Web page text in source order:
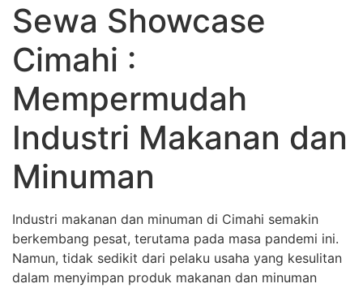
Sewa Showcase
Cimahi :
Mempermudah
Industri Makanan dan
Minuman
Industri makanan dan minuman di Cimahi semakin
berkembang pesat, terutama pada masa pandemi ini.
Namun, tidak sedikit dari pelaku usaha yang kesulitan
dalam menyimpan produk makanan dan minuman